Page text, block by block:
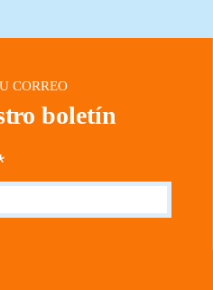
CORREO
boletín